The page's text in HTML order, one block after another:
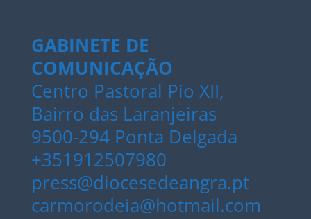
GABINETE DE
COMUNICAÇÃO
Centro Pastoral Pio XII,
Bairro das Laranjeiras
9500-294 Ponta Delgada
+351912507980
press@diocesedeangra.pt
carmorodeia@hotmail.com